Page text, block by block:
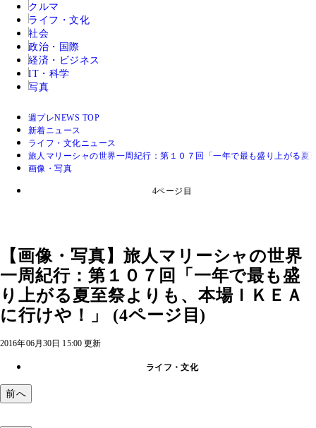
クルマ
ライフ・文化
社会
政治・国際
経済・ビジネス
IT・科学
写真
週プレNEWS TOP
新着ニュース
ライフ・文化ニュース
旅人マリーシャの世界一周紀行：第１０７回「一年で最も盛り上がる夏
画像・写真
4ページ目
【画像・写真】旅人マリーシャの世界
一周紀行：第１０７回「一年で最も盛
り上がる夏至祭よりも、本場ＩＫＥＡ
に行けや！」 (4ページ目)
2016年06月30日 15:00 更新
ライフ・文化
前へ